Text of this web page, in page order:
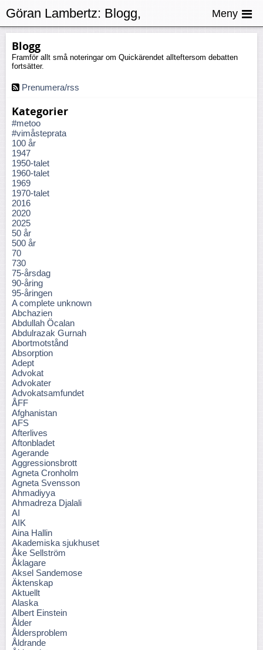
Blogg
Framför allt små noteringar om Quickärendet allteftersom debatten
fortsätter.
Prenumera/rss
Kategorier
#metoo
#vimåsteprata
100 år
1947
1950-talet
1960-talet
1969
1970-talet
2016
2020
2025
50 år
500 år
70
730
75-årsdag
90-åring
95-åringen
A complete unknown
Abchazien
Abdullah Öcalan
Abdulrazak Gurnah
Abortmotstånd
Absorption
Adept
Advokat
Advokater
Advokatsamfundet
ÅFF
Afghanistan
AFS
Afterlives
Aftonbladet
Agerande
Aggressionsbrott
Agneta Cronholm
Agneta Svensson
Ahmadiyya
Ahmadreza Djalali
AI
AIK
Aina Hallin
Akademiska sjukhuset
Åke Sellström
Åklagare
Aksel Sandemose
Äktenskap
Aktuellt
Alaska
Albert Einstein
Ålder
Åldersproblem
Åldrande
Göran Lambertz: Blogg,
Civilkurage
Meny